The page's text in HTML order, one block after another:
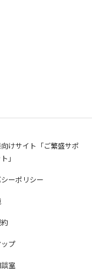
けサイト「ご繁盛サポ
」
ーポリシー
プ
室